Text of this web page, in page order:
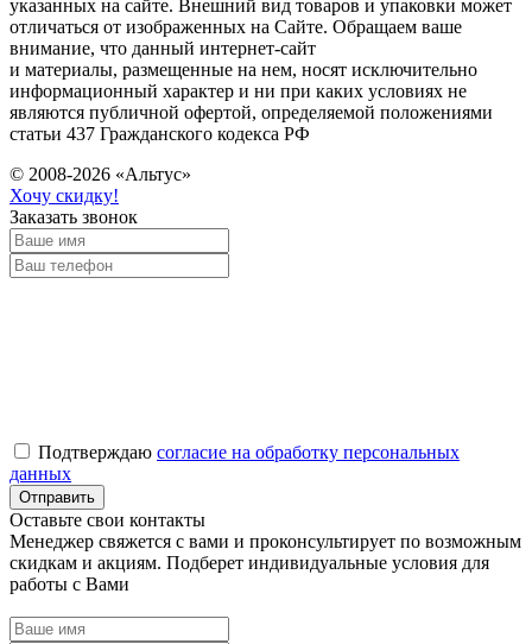
указанных на сайте. Внешний вид товаров и упаковки может
отличаться от изображенных на Сайте. Обращаем ваше
внимание, что данный интернет-сайт
и материалы, размещенные на нем, носят исключительно
информационный характер и ни при каких условиях не
являются публичной офертой, определяемой положениями
статьи 437 Гражданского кодекса РФ
© 2008-2026 «Альтус»
Хочу скидку!
Заказать звонок
Подтверждаю согласие на обработку персональных
данных
Оставьте свои контакты
Менеджер свяжется с вами и проконсультирует по возможным
скидкам и акциям. Подберет индивидуальные условия для
работы с Вами